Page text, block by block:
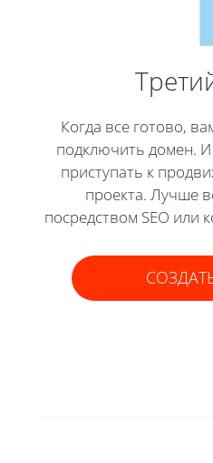
Когда все готово,
подключить домен.
приступать к
проекта. Лучше
посредством SEO или